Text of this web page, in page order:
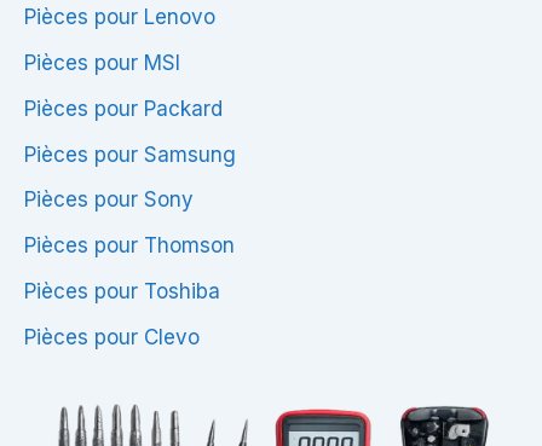
Pièces pour Lenovo
Pièces pour MSI
Pièces pour Packard
Pièces pour Samsung
Pièces pour Sony
Pièces pour Thomson
Pièces pour Toshiba
Pièces pour Clevo